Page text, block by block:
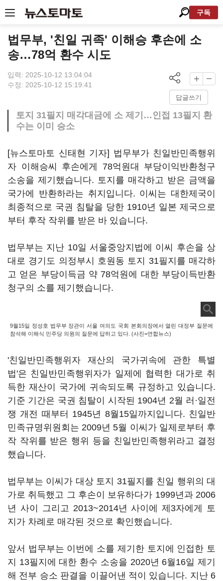
구독
법무부, '친일 귀족' 이해승 후손에 소
송…78억 환수 시도
입력: 2025-10-12 13:04:04
수정: 2025-10-12 15:19:41
답글쓰기
토지 31필지 매각대금에 소 제기…인접 13필지 환
수는 이미 승소
[뉴스토마토 신태현 기자] 법무부가 친일반민족행위
자 이해승씨 후손에게 78억원대 부당이익반환청구
소송을 제기했습니다. 토지를 매각하고 받은 금액을
국가에 반환하라는 취지입니다. 이씨는 대한제국이
최종적으로 국권 침탈을 당한 1910년 일본 제국으로
부터 후작 작위를 받은 바 있습니다.
법무부는 지난 10일 서울중앙지법에 이씨 후손을 상
대로 경기도 의정부시 호원동 토지 31필지를 매각하
고 얻은 부당이득금 약 78억원에 대한 부당이득반환
청구의 소를 제기했습니다.
9월15일 정성호 법무부 장관이 서울 여의도 국회 본회의장에서 열린 대정부 질문에
참석해 이해식 민주당 의원의 질문에 답하고 있다. (사진=연합뉴스)
'친일반민족행위자 재산의 국가귀속에 관한 특별
법'은 친일반민족행위자가 일제에 협력한 대가로 취
득한 재산이 국가에 귀속되도록 규정하고 있습니다.
기준 기간은 국권 침탈이 시작된 1904년 2월 러·일전
쟁 개전 때부터 1945년 8월15일까지입니다. 친일반
민족규명위원회는 2009년 5월 이씨가 일제로부터 후
작 작위를 받은 행위 등을 친일반민족행위라고 결정
했습니다.
법무부는 이씨가 대상 토지 31필지를 친일 행위의 대
가로 취득했고 그 후손이 보유하다가 1999년과 2006
년 사이 그리고 2013~2014년 사이에 제3자에게 토
지가 차례로 매각된 것으로 확인했습니다.
앞서 법무부는 이번에 소를 제기한 토지에 인접한 토
지 13필지에 대한 환수 소송을 2020년 6월16일 제기
해 전부 승소 판결을 이끌어낸 적이 있습니다. 지난 6